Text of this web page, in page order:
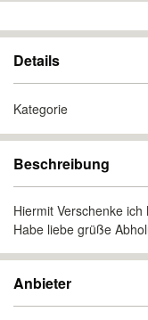
Details
Kategorie
Beschreibung
Hiermit Verschenke
Habe liebe grüße
Anbieter